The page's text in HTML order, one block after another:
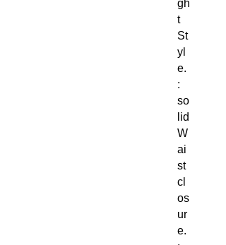
gh
t
St
yl
e.
:
so
lid
W
ai
st
cl
os
ur
e.